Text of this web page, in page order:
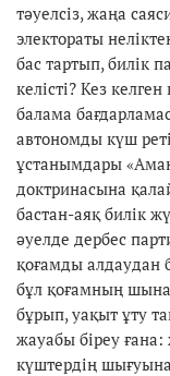
тәуелсіз, жаңа
электораты
бас тартып, билік
келісті? Кез
балама
автономды күш
ұстанымдары
доктринасына
бастан-аяқ билік
әуелде дербес
қоғамды алдаудан
бұл қоғамның
бұрып, уақыт ұту
жауабы біреу
күштердің